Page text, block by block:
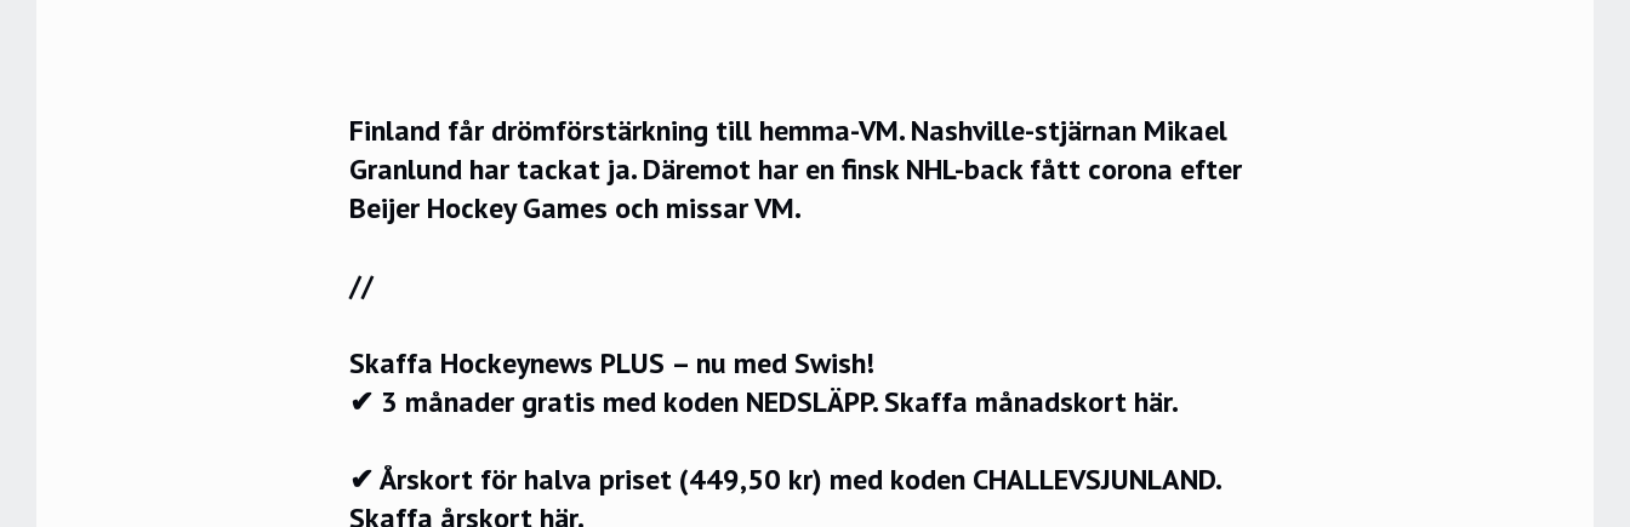
Finland får drömförstärkning till hemma-VM. Nashville-stjärnan Mikael
Granlund har tackat ja. Däremot har en finsk NHL-back fått corona efter
Beijer Hockey Games och missar VM.
//
Skaffa Hockeynews PLUS – nu med Swish!
✔ 3 månader gratis med koden NEDSLÄPP.Skaffa månadskort här.
✔ Årskort för halva priset (449,50 kr) med koden CHALLEVSJUNLAND.
Skaffa årskort här.